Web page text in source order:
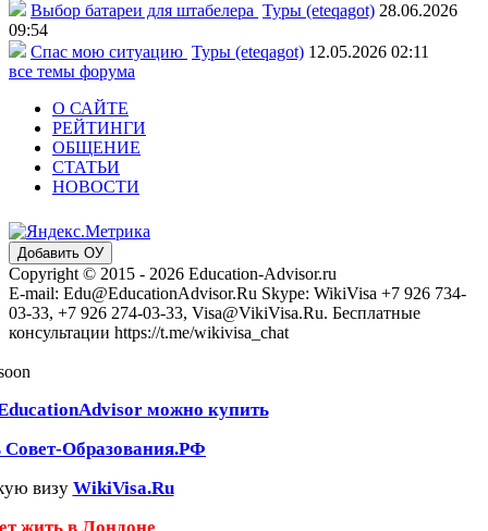
Выбор батареи для штабелера Туры (eteqagot) 28.06.2026
09:54
Спас мою ситуацию Туры (eteqagot) 12.05.2026 02:11
все темы форума
О САЙТЕ
РЕЙТИНГИ
ОБЩЕНИЕ
СТАТЬИ
НОВОСТИ
Добавить ОУ
Copyright © 2015 - 2026 Education-Advisor.ru
E-mail: Edu@EducationAdvisor.Ru Skype: WikiVisa +7 926 734-
03-33, +7 926 274-03-33, Visa@VikiVisa.Ru. Бесплатные
консультации https://t.me/wikivisa_chat
можно купить
Совет-Образования.РФ
визу WikiVisa.Ru